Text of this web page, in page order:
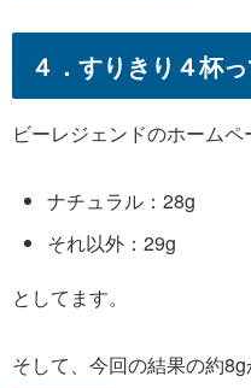
４．すりきり４杯
ビーレジェンドのホーム
ナチュラル：28g
それ以外：29g
としてます。
そして、今回の結果の約8g